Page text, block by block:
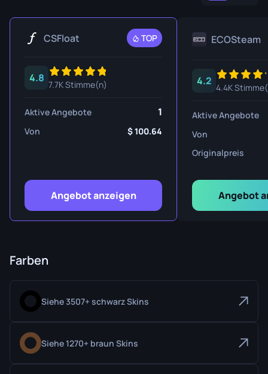
CSFloat TOP
4.8
7.7K Stimme(n)
Aktive Angebote 1
Von 100.64
Angebot anzeigen
ECOSteam
4.2
4.4K
Aktive Angebote
Von
Originalpreis
Angebot
Farben
Siehe 3507+ schwarz Skins
Siehe 1270+ braun Skins